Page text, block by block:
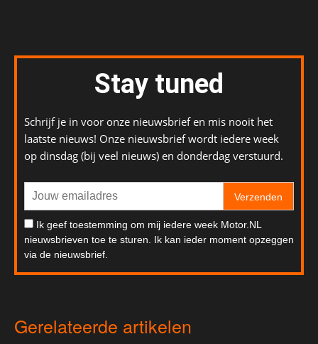
Stay tuned
Schrijf je in voor onze nieuwsbrief en mis nooit het
laatste nieuws! Onze nieuwsbrief wordt iedere week
op dinsdag (bij veel nieuws) en donderdag verstuurd.
Verzenden
Ik geef toestemming om mij iedere week Motor.NL
nieuwsbrieven toe te sturen. Ik kan ieder moment opzeggen
via de nieuwsbrief.
Gerelateerde artikelen